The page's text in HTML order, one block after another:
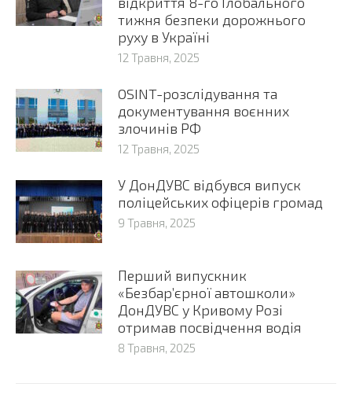
тижня безпеки дорожнього
руху в Україні
12 Травня, 2025
OSINT-розслідування та
документування воєнних
злочинів РФ
12 Травня, 2025
У ДонДУВС відбувся випуск
поліцейських офіцерів громад
9 Травня, 2025
Перший випускник
«Безбар’єрної автошколи»
ДонДУВС у Кривому Розі
отримав посвідчення водія
8 Травня, 2025